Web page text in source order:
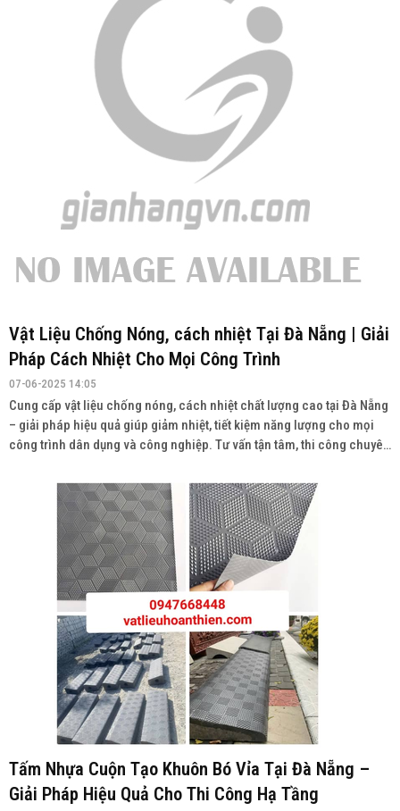
Vật Liệu Chống Nóng, cách nhiệt Tại Đà Nẵng | Giải
Pháp Cách Nhiệt Cho Mọi Công Trình
07-06-2025 14:05
Cung cấp vật liệu chống nóng, cách nhiệt chất lượng cao tại Đà Nẵng
– giải pháp hiệu quả giúp giảm nhiệt, tiết kiệm năng lượng cho mọi
công trình dân dụng và công nghiệp. Tư vấn tận tâm, thi công chuyên
Tấm Nhựa Cuộn Tạo Khuôn Bó Vỉa Tại Đà Nẵng –
Giải Pháp Hiệu Quả Cho Thi Công Hạ Tầng